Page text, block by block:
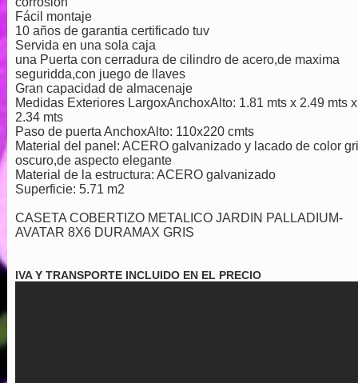
Fácil montaje
10 años de garantia certificado tuv
Servida en una sola caja
una Puerta con cerradura de cilindro de acero,de maxima
seguridda,con juego de llaves
Gran capacidad de almacenaje
Medidas Exteriores LargoxAnchoxAlto: 1.81 mts x 2.49 mts x
2.34 mts
Paso de puerta AnchoxAlto: 110x220 cmts
Material del panel: ACERO galvanizado y lacado de color
oscuro,de aspecto elegante
Material de la estructura: ACERO galvanizado
Superficie: 5.71 m2
CASETA COBERTIZO METALICO JARDIN PALLADIUM-
AVATAR 8X6 DURAMAX GRIS
IVA Y TRANSPORTE INCLUIDO EN EL PRECIO